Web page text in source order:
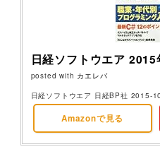
日経ソフトウエア
posted with カエレバ
日経ソフトウエア 日経BP社 2015-
Amazonで見る